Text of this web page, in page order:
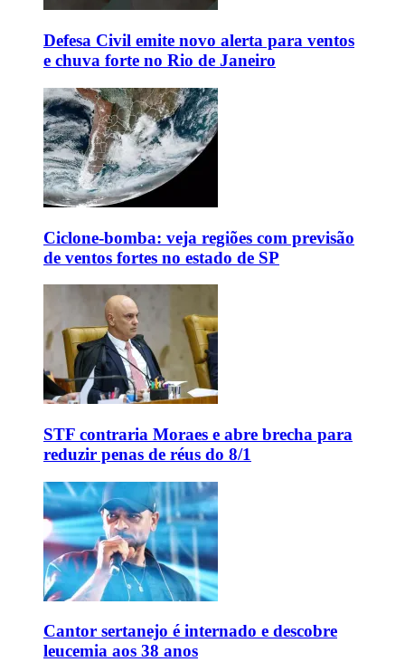
Defesa Civil emite novo alerta para ventos
e chuva forte no Rio de Janeiro
Ciclone-bomba: veja regiões com previsão
de ventos fortes no estado de SP
STF contraria Moraes e abre brecha para
reduzir penas de réus do 8/1
Cantor sertanejo é internado e descobre
leucemia aos 38 anos